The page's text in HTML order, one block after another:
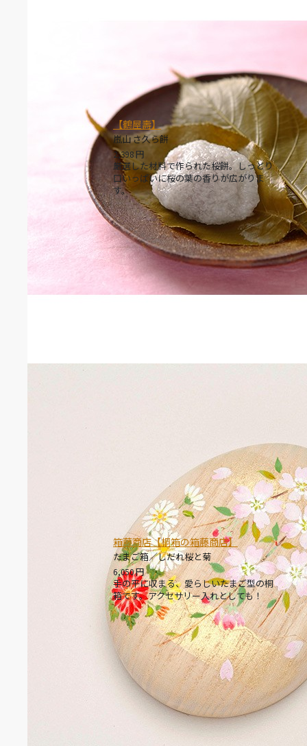
【鶴屋壽】
嵐山 さ久ら餅
2,398 円
厳選した材料で作られた桜餅。しっとり
口いっぱいに桜の葉の香りが広がりま
す。
箱藤商店【桐箱の箱藤商店】
たまご箱／しだれ桜と菊
6,050円
手の平に収まる、愛らしいたまご型の桐
箱です。アクセサリー入れとしても！